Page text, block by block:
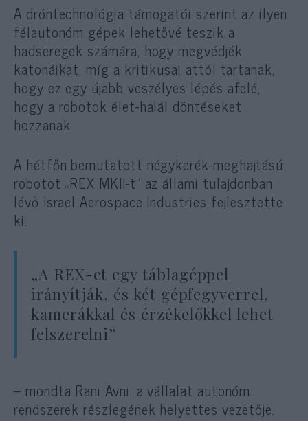
A dróntechnológia támogatói szerint az ilyen
félautonóm gépek lehetővé teszik a
hadseregek számára, hogy megvédjék
katonáikat, míg a kritikusai attól tartanak,
hogy ez egy újabb veszélyes lépés afelé,
hogy a robotok élet-halál döntéseket
hozzanak.
A hétfőn bemutatott négykerék-meghajtású
robotot „REX MKII-t” az állami tulajdonban
lévő Israel Aerospace Industries fejlesztette
ki.
„A REX-et egy táblagéppel
irányítják, és két gépfegyverrel,
kamerákkal és érzékelőkkel lehet
felszerelni”
– mondta Rani Avni, a vállalat autonóm
rendszerek részlegének helyettes vezetője.